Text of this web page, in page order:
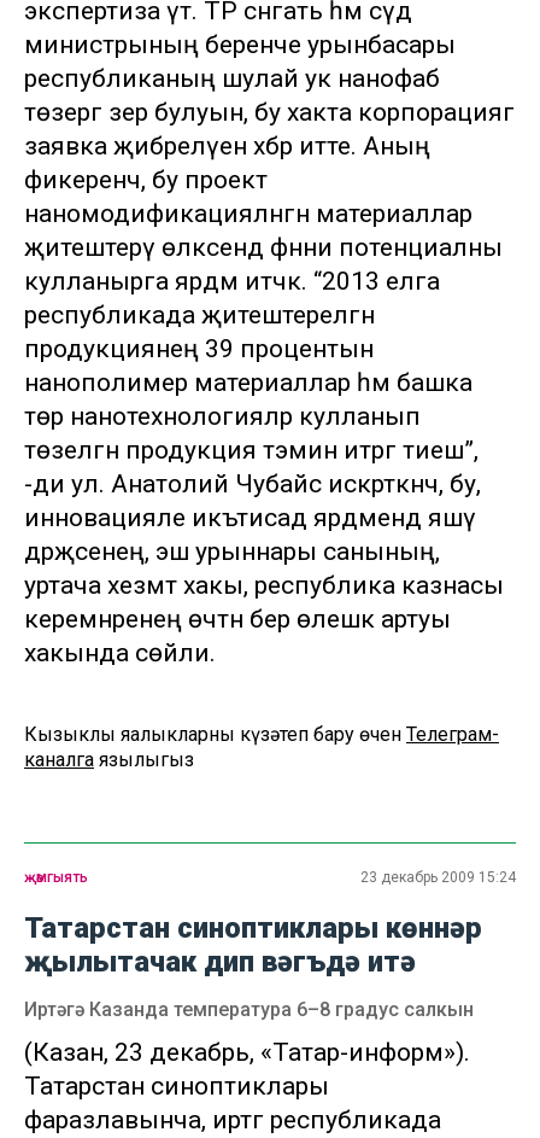
экспертиза үтә. ТР сәнәгать һәм сәүдә
министрының беренче урынбасары
республиканың шулай ук нанофаб
төзергә әзер булуын, бу хакта корпорациягә
заявка җибәрелүен хәбәр итте. Аның
фикеренчә, бу проект
наномодификацияләнгән материаллар
җитештерү өлкәсендә фәнни потенциалны
кулланырга ярдәм итәчәк. “2013 елга
республикада җитештерелгән
продукциянең 39 процентын
нанополимер материаллар һәм башка
төр нанотехнологияләр кулланып
төзелгән продукция тәэмин итәргә тиеш”,
-ди ул. Анатолий Чубайс искәрткәнчә, бу,
инновацияле икътисад ярдәмендә яшәү
дәрәҗәсенең, эш урыннары санының,
уртача хезмәт хакы, республика казнасы
керемнәренең өчтән бер өлешкә артуы
хакында сөйли.
Кызыклы яңалыкларны күзәтеп бару өчен Телеграм-
каналга язылыгыз
җәмгыять 23 декабрь 2009 15:24
Татарстан синоптиклары көннәр
җылытачак дип вәгъдә итә
Иртәгә Казанда температура 6–8 градус салкын
(Казан, 23 декабрь, «Татар-информ»).
Татарстан синоптиклары
фаразлавынча, иртәгә республикада